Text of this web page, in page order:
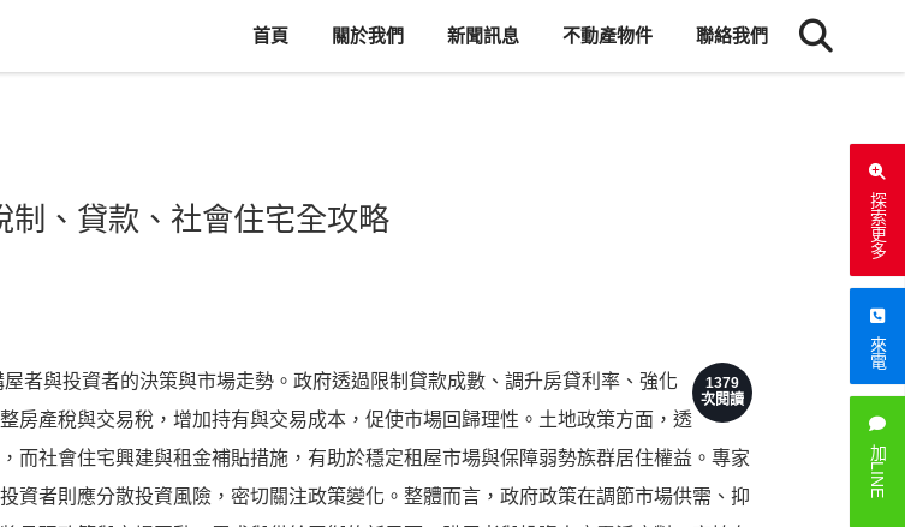
首頁 關於我們 新聞訊息 不動產物件 聯絡我們
探索更多
來電
加LINE
、貸款、社會住宅全攻略
1379
次閱讀
者與投資者的決策與市場走勢。政府透過限制貸款成數、調升房貸利率、強化
房產稅與交易稅，增加持有與交易成本，促使市場回歸理性。土地政策方面，透
而社會住宅興建與租金補貼措施，有助於穩定租屋市場與保障弱勢族群居住權益。專家
資者則應分散投資風險，密切關注政策變化。整體而言，政府政策在調節市場供需、抑